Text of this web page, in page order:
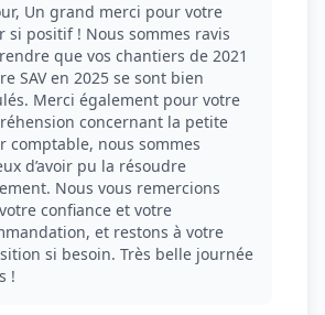
Un grand merci pour votre
si positif ! Nous sommes ravis
que vos chantiers de 2021
SAV en 2025 se sont bien
Merci également pour votre
concernant la petite
comptable, nous sommes
d’avoir pu la résoudre
Nous vous remercions
confiance et votre
et restons à votre
si besoin. Très belle journée
!